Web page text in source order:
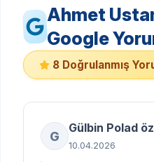
Ahmet
Google
8 Doğrulanmış
G
Gülbin Polad
10.04.2026